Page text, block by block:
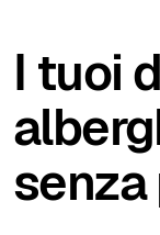
I tuoi
senza